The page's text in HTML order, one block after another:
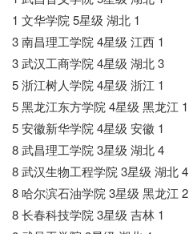
1 文华学院 5星级 湖北 1
3 南昌理工学院 4星级 江西 1
3 武汉工商学院 4星级 湖北 3
5 浙江树人学院 4星级 浙江 1
5 黑龙江东方学院 4星级 黑龙江 1
5 安徽新华学院 4星级 安徽 1
8 武昌理工学院 3星级 湖北 4
8 武汉生物工程学院 3星级 湖北 4
8 哈尔滨石油学院 3星级 黑龙江 2
8 长春科技学院 3星级 吉林 1